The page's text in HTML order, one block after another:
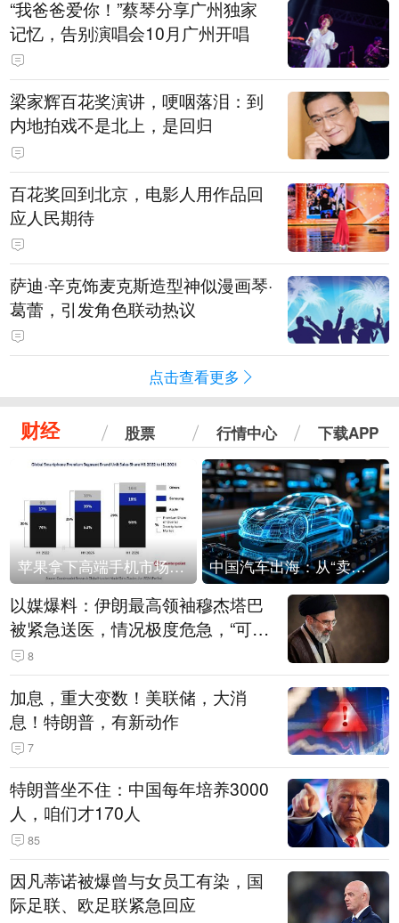
“我爸爸爱你！”蔡琴分享广州独家
记忆，告别演唱会10月广州开唱
梁家辉百花奖演讲，哽咽落泪：到
内地拍戏不是北上，是回归
百花奖回到北京，电影人用作品回
应人民期待
萨迪·辛克饰麦克斯造型神似漫画琴·
葛蕾，引发角色联动热议
点击查看更多
财经 股票 行情中心 下载APP
苹果拿下高端手机市场65%的份额：iPhone 17系列功不可没 中国汽车出海：从“卖出去”到“走进去”
以媒爆料：伊朗最高领袖穆杰塔巴
被紧急送医，情况极度危急，“可能
随时会死去”
8
加息，重大变数！美联储，大消
息！特朗普，有新动作
7
特朗普坐不住：中国每年培养3000
人，咱们才170人
85
因凡蒂诺被爆曾与女员工有染，国
际足联、欧足联紧急回应